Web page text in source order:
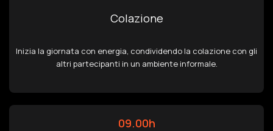
Colazione
Inizia la giornata con energia, condividendo la colazione con gli
altri partecipanti in un ambiente informale.
09.00h